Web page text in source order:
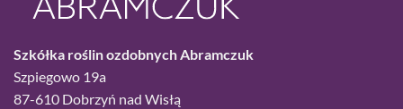
Szkółka roślin ozdobnych Abramczuk
Szpiegowo 19a
87-610 Dobrzyń nad Wisłą